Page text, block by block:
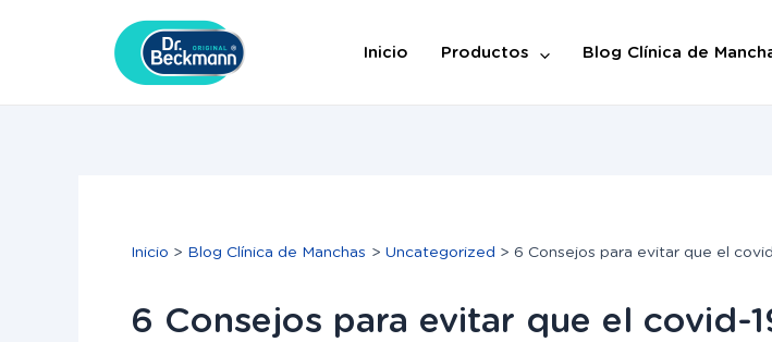
Inicio Productos Blog Clínica de
Inicio Blog Clínica de Manchas Uncategorized 6 Consejos para evitar que el
6 Consejos para evitar que el covid-
de
entradas